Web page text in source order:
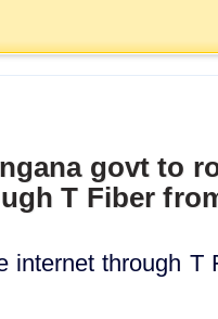
govt to
T Fiber
internet through T